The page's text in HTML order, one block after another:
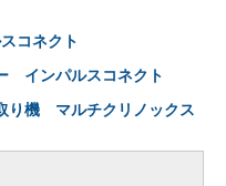
コネクト
インパルスコネクト
り機 マルチクリノックス